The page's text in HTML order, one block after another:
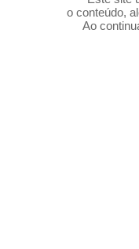
o conteúdo,
Ao